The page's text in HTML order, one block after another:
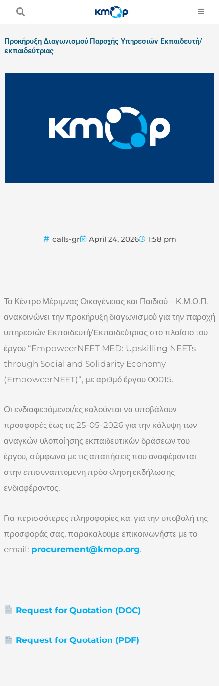
Προκήρυξη Διαγωνισμού Παροχής Υπηρεσιών Εκπαιδευτή/
εκπαιδεύτριας
calls-gr April 24, 2026 1:58 pm
Το Κέντρο Μέριμνας Οικογένειας και Παιδιού – Κ.Μ.Ο.Π.
ανακοινώνει την προκήρυξη διαγωνισμού για την παροχή
υπηρεσιών Εκπαιδευτή/Εκπαιδεύτριας στο πλαίσιο του
έργου “EmpoweerNEET MED: Upskilling NEETs
through Social and Solidarity Economy
(EmpoweerNEET)”, με αριθμό έργου 00015.
Οι ενδιαφερόμενοι/ες καλούνται να υποβάλουν
προσφορές έως τις 25-05-2026 για την κάλυψη των
αναγκών υλοποίησης εκπαιδευτικών δράσεων του
έργου, σύμφωνα με τις απαιτήσεις που αναφέρονται
στην επισυναπτόμενη πρόσκληση εκδήλωσης
ενδιαφέροντος.
Για περισσότερες πληροφορίες και για την υποβολή της
προσφοράς σας, παρακαλούμε επικοινωνήστε με το
email: procurement@kmop.org.
Request for Quotation (DOC)
Request for Quotation (PDF)